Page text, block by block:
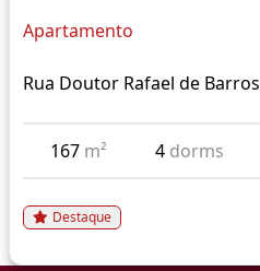
Apartamento
Rua Doutor Rafael de Barros
167 m² 4 dorms
Destaque